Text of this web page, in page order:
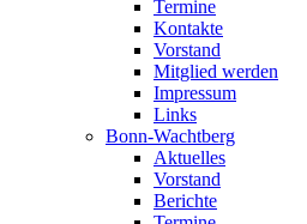
Termine
Kontakte
Vorstand
Mitglied werden
Impressum
Links
Bonn-Wachtberg
Aktuelles
Vorstand
Berichte